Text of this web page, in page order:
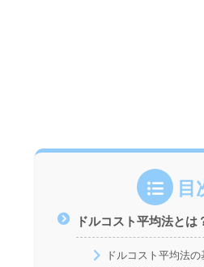
目
ドルコスト平均法とは
ドルコスト平均法